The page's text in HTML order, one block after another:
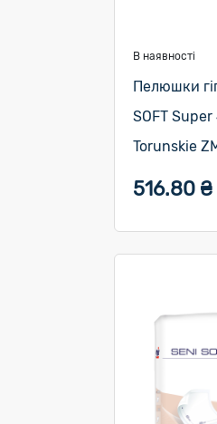
В наявності
Пелюшки
SOFT
Torunskie
516.80 ₴